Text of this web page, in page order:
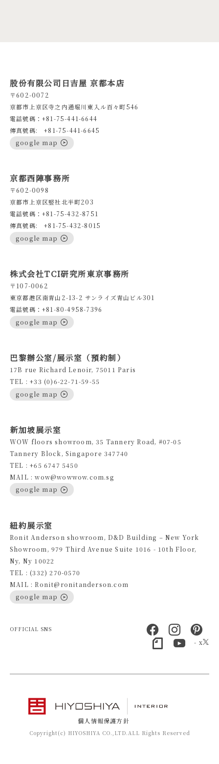
股份有限公司日吉屋 京都本店
〒602-0072
京都市上京区寺之内通堀川東入ル百々町546
電話號碼：+81-75-441-6644
傳真號碼: +81-75-441-6645
google map
京都西陣事務所
〒602-0098
京都市上京区竪社北半町203
電話號碼：+81-75-432-8751
傳真號碼: +81-75-432-8015
google map
株式会社TCI研究所東京事務所
〒107-0062
東京都港区南青山2-13-2 サンライズ青山ビル301
電話號碼：+81-80-4958-7396
google map
巴黎辦公室/展示室（預約制）
17B rue Richard Lenoir, 75011 Paris
TEL : +33 (0)6-22-71-59-55
google map
新加坡展示室
WOW floors showroom, 35 Tannery Road, #07-05
Tannery Block, Singapore 347740
TEL : +65 6747 5450
MAIL : wow@wowwow.com.sg
google map
紐約展示室
Ronit Anderson showroom, D&D Building – New York
Showroom, 979 Third Avenue Suite 1016 - 10th Floor,
Ny, Ny 10022
TEL : (332) 270-0570
MAIL : Ronit@ronitanderson.com
google map
OFFICIAL SNS
- x
個人情報保護方針
Copyright(c) HIYOSHIYA CO.,LTD.ALL Rights Reserved